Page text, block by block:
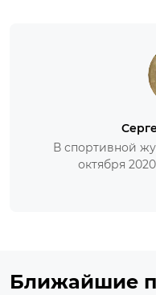
В спортивной
октября
Ближайшие